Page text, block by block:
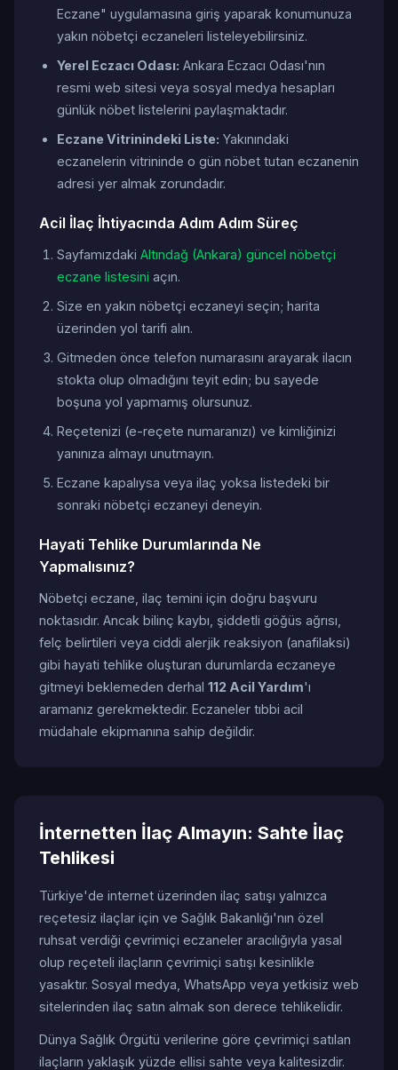
Eczane" uygulamasına giriş yaparak konumunuza
yakın nöbetçi eczaneleri listeleyebilirsiniz.
Yerel Eczacı Odası: Ankara Eczacı Odası'nın
resmi web sitesi veya sosyal medya hesapları
günlük nöbet listelerini paylaşmaktadır.
Eczane Vitrinindeki Liste: Yakınındaki
eczanelerin vitrininde o gün nöbet tutan eczanenin
adresi yer almak zorundadır.
Acil İlaç İhtiyacında Adım Adım Süreç
Sayfamızdaki Altındağ (Ankara) güncel nöbetçi
eczane listesini açın.
Size en yakın nöbetçi eczaneyi seçin; harita
üzerinden yol tarifi alın.
Gitmeden önce telefon numarasını arayarak ilacın
stokta olup olmadığını teyit edin; bu sayede
boşuna yol yapmamış olursunuz.
Reçetenizi (e-reçete numaranızı) ve kimliğinizi
yanınıza almayı unutmayın.
Eczane kapalıysa veya ilaç yoksa listedeki bir
sonraki nöbetçi eczaneyi deneyin.
Hayati Tehlike Durumlarında Ne
Yapmalısınız?
Nöbetçi eczane, ilaç temini için doğru başvuru
noktasıdır. Ancak bilinç kaybı, şiddetli göğüs ağrısı,
felç belirtileri veya ciddi alerjik reaksiyon (anafilaksi)
gibi hayati tehlike oluşturan durumlarda eczaneye
gitmeyi beklemeden derhal 112 Acil Yardım'ı
aramanız gerekmektedir. Eczaneler tıbbi acil
müdahale ekipmanına sahip değildir.
İnternetten İlaç Almayın: Sahte İlaç
Tehlikesi
Türkiye'de internet üzerinden ilaç satışı yalnızca
reçetesiz ilaçlar için ve Sağlık Bakanlığı'nın özel
ruhsat verdiği çevrimiçi eczaneler aracılığıyla yasal
olup reçeteli ilaçların çevrimiçi satışı kesinlikle
yasaktır. Sosyal medya, WhatsApp veya yetkisiz web
sitelerinden ilaç satın almak son derece tehlikelidir.
Dünya Sağlık Örgütü verilerine göre çevrimiçi satılan
ilaçların yaklaşık yüzde ellisi sahte veya kalitesizdir.